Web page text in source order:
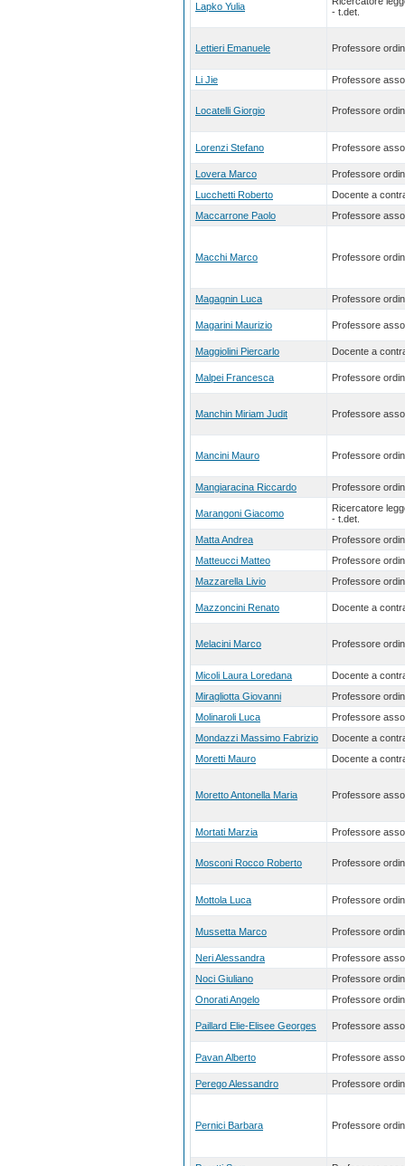
Lapko Yulia
- t.det.
Lettieri Emanuele Professore
Li Jie Professore
Locatelli Giorgio Professore
Lorenzi Stefano Professore
Lovera Marco
Professore
Lucchetti Roberto
Docente a
Maccarrone Paolo
Professore
Macchi Marco Professore
Magagnin Luca Professore
Magarini Maurizio Professore
Maggiolini Piercarlo Docente a
Malpei Francesca Professore
Manchin Miriam Judit Professore
Mancini Mauro Professore
Mangiaracina Riccardo Professore
Marangoni Giacomo
Ricercatore
- t.det.
Matta Andrea
Professore
Matteucci Matteo
Professore
Mazzarella Livio
Professore
Mazzoncini Renato Docente a
Melacini Marco Professore
Micoli Laura Loredana
Docente a
Miragliotta Giovanni
Professore
Molinaroli Luca
Professore
Mondazzi Massimo Fabrizio
Docente a
Moretti Mauro
Docente a
Moretto Antonella Maria Professore
Mortati Marzia Professore
Mosconi Rocco Roberto Professore
Mottola Luca Professore
Mussetta Marco Professore
Neri Alessandra
Professore
Noci Giuliano
Professore
Onorati Angelo
Professore
Paillard Elie-Elisee Georges Professore
Pavan Alberto Professore
Perego Alessandro Professore
Pernici Barbara Professore